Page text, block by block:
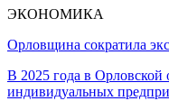
ЭКОНОМИКА
Орловщина сократила
В 2025 года в Орловской
индивидуальных